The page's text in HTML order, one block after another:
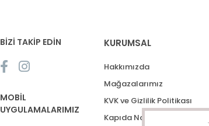
BİZİ TAKİP EDİN
MOBİL
UYGULAMALARIMIZ
KURUMSAL
Hakkımızda
Mağazalarımız
KVK ve Gizlilik Politikası
Kapıda Nakit Ödeme